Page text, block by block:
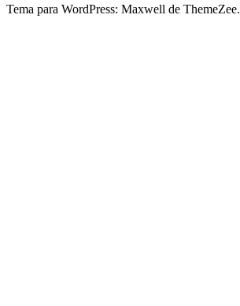
Tema para WordPress: Maxwell de ThemeZee.